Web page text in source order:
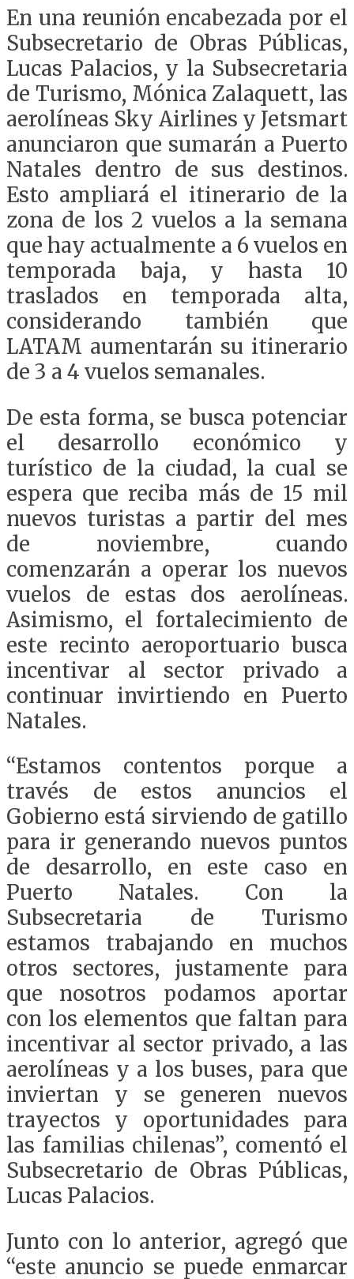
En una reunión encabezada por el
Subsecretario de Obras Públicas,
Lucas Palacios, y la Subsecretaria
de Turismo, Mónica Zalaquett, las
aerolíneas Sky Airlines y Jetsmart
anunciaron que sumarán a Puerto
Natales dentro de sus destinos.
Esto ampliará el itinerario de la
zona de los 2 vuelos a la semana
que hay actualmente a 6 vuelos en
temporada baja, y hasta 10
traslados en temporada alta,
considerando también que
LATAM aumentarán su itinerario
de 3 a 4 vuelos semanales.
De esta forma, se busca potenciar
el desarrollo económico y
turístico de la ciudad, la cual se
espera que reciba más de 15 mil
nuevos turistas a partir del mes
de noviembre, cuando
comenzarán a operar los nuevos
vuelos de estas dos aerolíneas.
Asimismo, el fortalecimiento de
este recinto aeroportuario busca
incentivar al sector privado a
continuar invirtiendo en Puerto
Natales.
“Estamos contentos porque a
través de estos anuncios el
Gobierno está sirviendo de gatillo
para ir generando nuevos puntos
de desarrollo, en este caso en
Puerto Natales. Con la
Subsecretaria de Turismo
estamos trabajando en muchos
otros sectores, justamente para
que nosotros podamos aportar
con los elementos que faltan para
incentivar al sector privado, a las
aerolíneas y a los buses, para que
inviertan y se generen nuevos
trayectos y oportunidades para
las familias chilenas”, comentó el
Subsecretario de Obras Públicas,
Lucas Palacios.
Junto con lo anterior, agregó que
“este anuncio se puede enmarcar